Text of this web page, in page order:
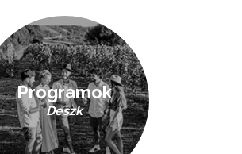
Programok
Deszk